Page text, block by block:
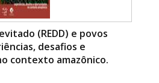
(REDD) e povos
desafios e
contexto amazônico.